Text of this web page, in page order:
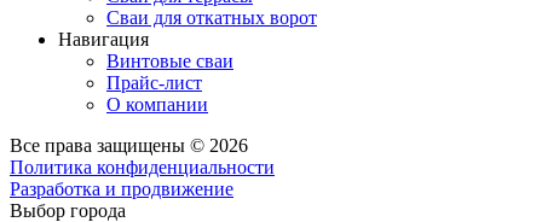
Сваи для откатных ворот
Навигация
Винтовые сваи
Прайс-лист
О компании
Все права защищены © 2026
Политика конфиденциальности
Разработка и продвижение
Выбор города